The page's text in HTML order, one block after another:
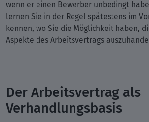
wenn er einen Bewerber unbedingt
lernen Sie in der Regel spätestens im
kennen, wo Sie die Möglichkeit haben,
Aspekte des Arbeitsvertrags
Der Arbeitsvertrag als
Verhandlungsbasis